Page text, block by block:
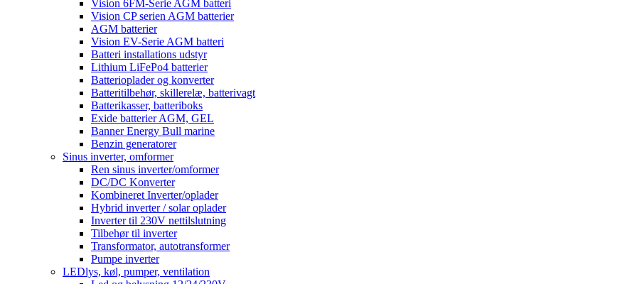
Vision 6FM-Serie AGM batteri
Vision CP serien AGM batterier
AGM batterier
Vision EV-Serie AGM batteri
Batteri installations udstyr
Lithium LiFePo4 batterier
Batterioplader og konverter
Batteritilbehør, skillerelæ, batterivagt
Batterikasser, batteriboks
Exide batterier AGM, GEL
Banner Energy Bull marine
Benzin generatorer
Sinus inverter, omformer
Ren sinus inverter/omformer
DC/DC Konverter
Kombineret Inverter/oplader
Hybrid inverter / solar oplader
Inverter til 230V nettilslutning
Tilbehør til inverter
Transformator, autotransformer
Pumpe inverter
LEDlys, køl, pumper, ventilation